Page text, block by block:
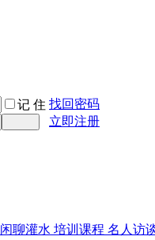
记 住 找回密码
立即注册
闲聊灌水 培训课程 名人访